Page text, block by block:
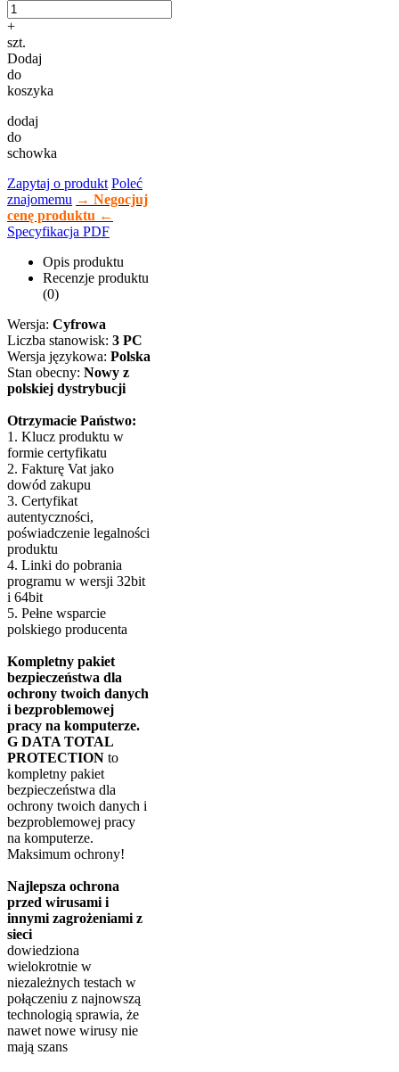
+
szt.
Dodaj
do
koszyka
dodaj
do
schowka
Zapytaj o produkt Poleć
znajomemu → Negocjuj
cenę produktu ←
Specyfikacja PDF
Opis produktu
Recenzje produktu
(0)
Wersja: Cyfrowa
Liczba stanowisk: 3 PC
Wersja językowa: Polska
Stan obecny: Nowy z
polskiej dystrybucji
Otrzymacie Państwo:
1. Klucz produktu w
formie certyfikatu
2. Fakturę Vat jako
dowód zakupu
3. Certyfikat
autentyczności,
poświadczenie legalności
produktu
4. Linki do pobrania
programu w wersji 32bit
i 64bit
5. Pełne wsparcie
polskiego producenta
Kompletny pakiet
bezpieczeństwa dla
ochrony twoich danych
i bezproblemowej
pracy na komputerze.
G DATA TOTAL
PROTECTION to
kompletny pakiet
bezpieczeństwa dla
ochrony twoich danych i
bezproblemowej pracy
na komputerze.
Maksimum ochrony!
Najlepsza ochrona
przed wirusami i
innymi zagrożeniami z
sieci
dowiedziona
wielokrotnie w
niezależnych testach w
połączeniu z najnowszą
technologią sprawia, że
nawet nowe wirusy nie
mają szans